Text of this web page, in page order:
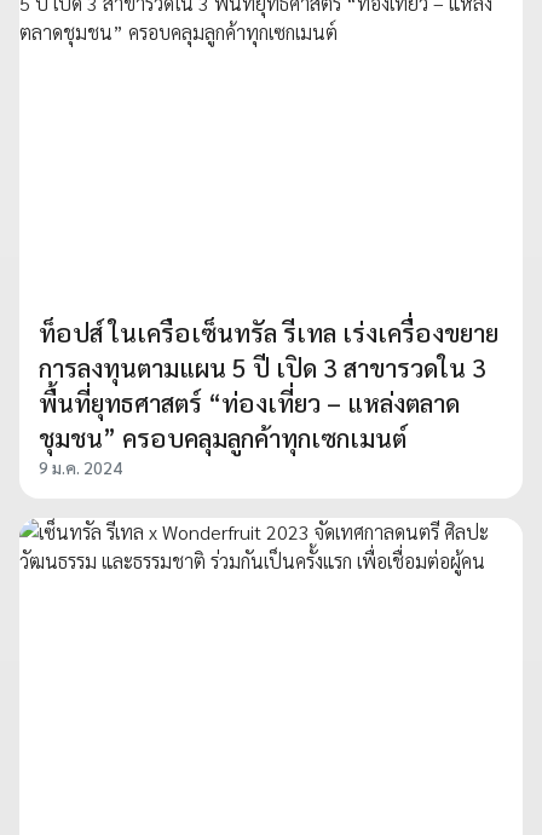
ท็อปส์ ในเครือเซ็นทรัล รีเทล เร่งเครื่องขยาย
การลงทุนตามแผน 5 ปี เปิด 3 สาขารวดใน 3
พื้นที่ยุทธศาสตร์ “ท่องเที่ยว – แหล่งตลาด
ชุมชน” ครอบคลุมลูกค้าทุกเซกเมนต์
9 ม.ค. 2024